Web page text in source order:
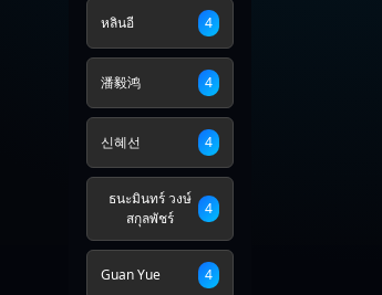
หลินอี 4
潘毅鸿 4
신혜선 4
ธนะมินทร์ วงษ์
สกุลพัชร์
4
Guan Yue 4